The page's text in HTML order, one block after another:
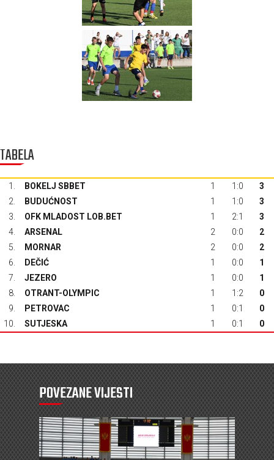
TABELA
1. BOKELJ SBBET 1 1:0
3
2.
BUDUĆNOST 1 1:0
3
3.
OFK MLADOST LOB.BET 1 2:1
3
4.
ARSENAL 2 0:0
2
5.
MORNAR 2 0:0
2
6.
DEČIĆ 1 0:0
1
7.
JEZERO 1 0:0
1
8.
OTRANT-OLYMPIC 1 1:2
0
9.
PETROVAC 1 0:1
0
10.
SUTJESKA 1 0:1 0
POVEZANE VIJESTI